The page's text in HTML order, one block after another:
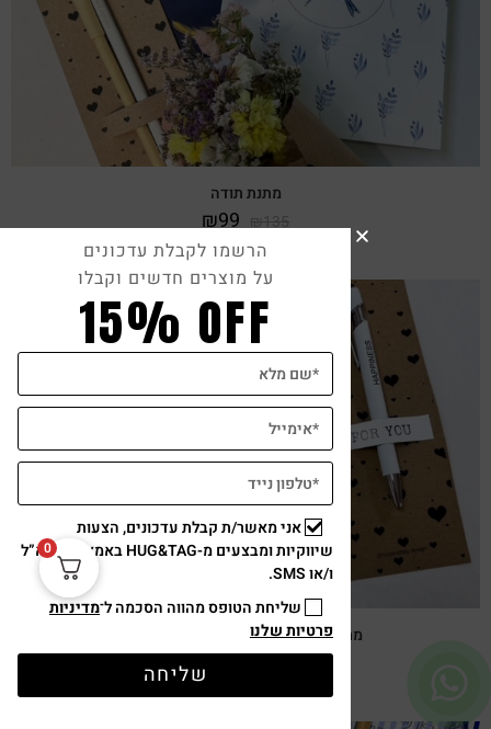
מתנת תודה
₪99
צפייה מהירה
מתנת מחברת שרך ועט חריטה הפינס
₪52
0
הרשמו לקבלת עדכונים
על מוצרים חדשים וקבלו
15% OFF
אני מאשר/ת קבלת עדכונים, הצעות
שיווקיות ומבצעים מ-HUG&TAG באמצעות דוא”ל
ו/או SMS.
שליחת הטופס מהווה הסכמה ל־מדיניות
פרטיות שלנו
שליחה